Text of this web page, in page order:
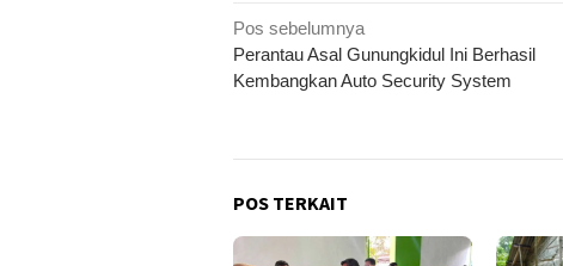
Navigasi
pos
Pos sebelumnya
Perantau Asal Gunungkidul Ini Berhasil
Kembangkan Auto Security System
POS TERKAIT